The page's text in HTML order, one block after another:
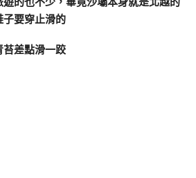
子要穿止滑的
苔差點滑一跤